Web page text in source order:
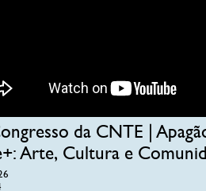
da CNTE |
Arte, Cultura e